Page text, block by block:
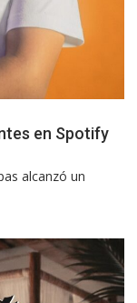
en Spotify
alcanzó un